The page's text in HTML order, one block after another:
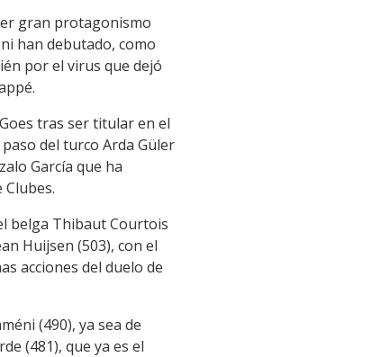
gran protagonismo
han debutado, como
por el virus que dejó
tras ser titular en el
del turco Arda Güler
García que ha
belga Thibaut Courtois
Huijsen (503), con el
acciones del duelo de
(490), ya sea de
(481), que ya es el